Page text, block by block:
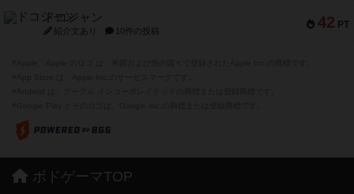
42 PT
ドコジャン
紹介文あり 10件の投稿
ボドゲーマTOP